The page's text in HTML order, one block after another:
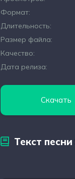
Формат:
Длительность:
Размер файла:
Качество:
Дата релиза:
Скачать
Текст